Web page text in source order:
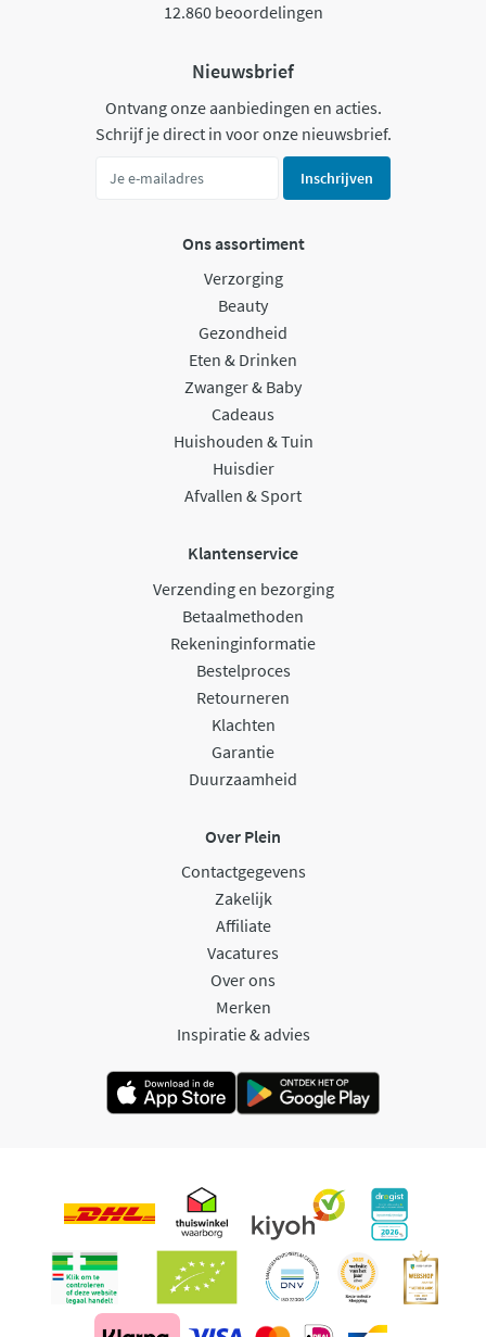
12.860 beoordelingen
Nieuwsbrief
Ontvang onze aanbiedingen en acties.
Schrijf je direct in voor onze nieuwsbrief.
Inschrijven
Ons assortiment
Verzorging
Beauty
Gezondheid
Eten & Drinken
Zwanger & Baby
Cadeaus
Huishouden & Tuin
Huisdier
Afvallen & Sport
Klantenservice
Verzending en bezorging
Betaalmethoden
Rekeninginformatie
Bestelproces
Retourneren
Klachten
Garantie
Duurzaamheid
Over Plein
Contactgegevens
Zakelijk
Affiliate
Vacatures
Over ons
Merken
Inspiratie & advies